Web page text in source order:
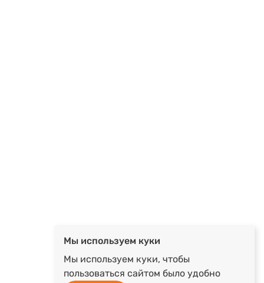
Мы используем куки
Мы используем куки, чтобы
пользоваться сайтом было удобно